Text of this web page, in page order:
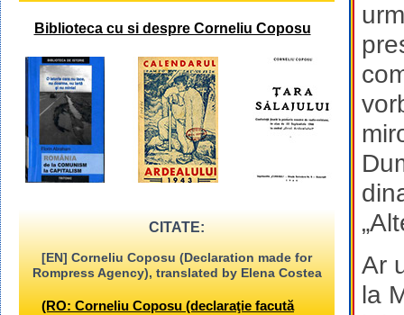
Ar
la
Biblioteca cu si despre Corneliu Coposu
CITATE:
[EN] Corneliu Coposu (Declaration made for
Rompress Agency), translated by Elena Costea
(RO: Corneliu Coposu (declaraţie facută